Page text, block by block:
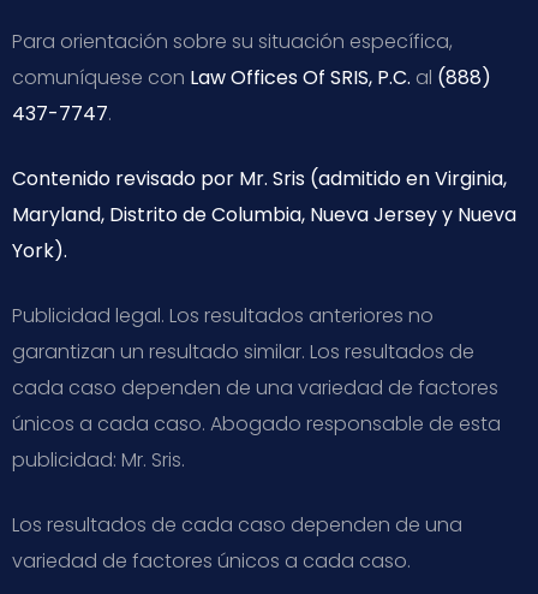
Para orientación sobre su situación específica,
comuníquese con Law Offices Of SRIS, P.C. al (888)
437-7747.
Contenido revisado por Mr. Sris (admitido en Virginia,
Maryland, Distrito de Columbia, Nueva Jersey y Nueva
York).
Publicidad legal. Los resultados anteriores no
garantizan un resultado similar. Los resultados de
cada caso dependen de una variedad de factores
únicos a cada caso. Abogado responsable de esta
publicidad: Mr. Sris.
Los resultados de cada caso dependen de una
variedad de factores únicos a cada caso.